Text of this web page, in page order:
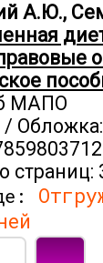
А.Ю.,
МАПО
/
страниц: